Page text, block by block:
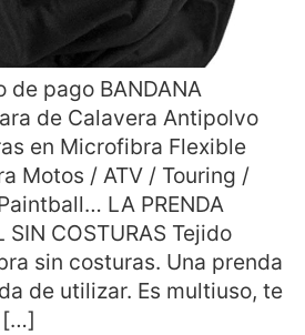
de pago BANDANA
de Calavera Antipolvo
en Microfibra Flexible
Motos / ATV / Touring /
LA PRENDA
SIN COSTURAS Tejido
sin costuras. Una prenda
de utilizar. Es multiuso, te
[…]